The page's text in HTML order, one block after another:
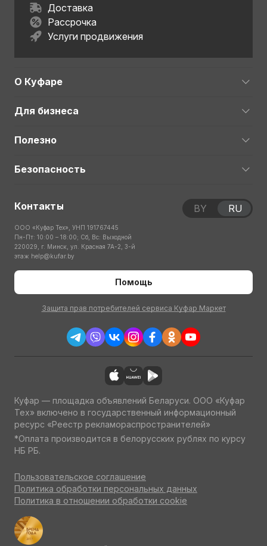
Доставка
Рассрочка
Услуги продвижения
О Куфаре
Для бизнеса
Полезно
Безопасность
Контакты
ООО «Куфар Тех», УНП 191767445
Пн-Пт: 10:00 – 18:00; Сб, Вс: Выходной
220029, г. Минск, ул. Красная 7А-2, 3-й
этаж help@kufar.by
Помощь
Защита прав потребителей сервиса Куфар Маркет
BY RU
Куфар — площадка объявлений Беларуси. ООО «Куфар
Тех» включено в государственный информационный
ресурс «Реестр рекламораспространителей»
*Оплата производится в белорусских рублях по курсу
НБ РБ.
Пользовательское соглашение
Политика обработки персональных данных
Политика в отношении обработки cookie